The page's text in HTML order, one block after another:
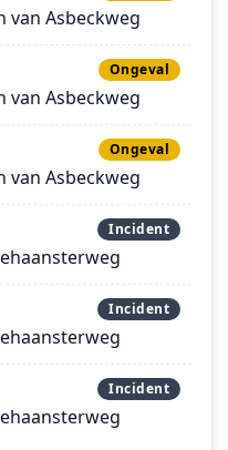
van Asbeckweg
Ongeval
van Asbeckweg
Ongeval
van Asbeckweg
Incident
Incident
Incident